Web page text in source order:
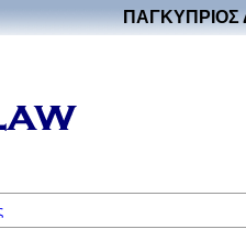
ΠΑΓΚΥΠΡΙΟΣ